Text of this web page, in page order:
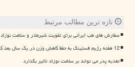
تازه ترین مطالب مرتبط
سفارش های طب ایرانی برای تقویت شیرمادر و سلامت نوزاد
12 هفته رژیم فستینگ به حفظ کاهش وزن در یک سال بعد کمک نماید
تغذیه پدر می تواند بر سلامت نوزاد تأثیر بگذارد